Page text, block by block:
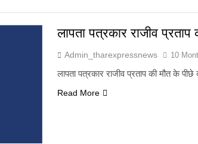
लापता पत्रकार राजीव
Admin_tharexpressnews 10
लापता पत्रकार राजीव प्रताप की मौत के
Read More